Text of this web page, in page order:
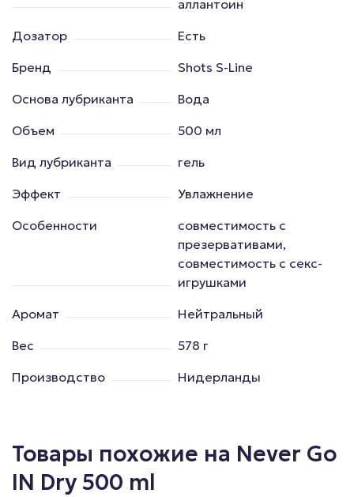
аллантоин
Дозатор
Есть
Бренд
Shots S-Line
Основа лубриканта
Вода
Объем
500 мл
Вид лубриканта
гель
Эффект
Увлажнение
Особенности
совместимость с
презервативами,
совместимость с секс-
игрушками
Аромат
Нейтральный
Вес
578 г
Производство
Нидерланды
Товары похожие на Never Go
IN Dry 500 ml